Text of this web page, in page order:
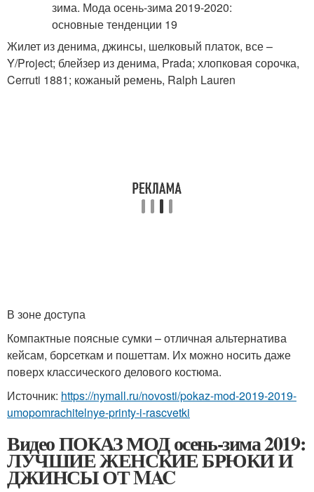
Жилет из денима, джинсы, шелковый платок, все –
Y/Project; блейзер из денима, Prada; хлопковая сорочка,
Cerruti 1881; кожаный ремень, Ralph Lauren
В зоне доступа
Компактные поясные сумки – отличная альтернатива
кейсам, борсеткам и пошеттам. Их можно носить даже
поверх классического делового костюма.
Источник: https://nymall.ru/novosti/pokaz-mod-2019-2019-
umopomrachitelnye-printy-i-rascvetki
Видео ПОКАЗ МОД осень-зима 2019:
ЛУЧШИЕ ЖЕНСКИЕ БРЮКИ И
ДЖИНСЫ ОТ MAC